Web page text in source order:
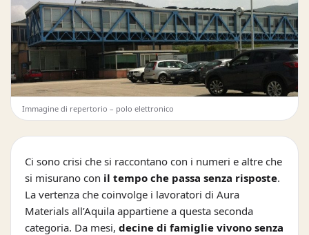
Immagine di repertorio – polo elettronico
Ci sono crisi che si raccontano con i numeri e altre che
si misurano con il tempo che passa senza risposte.
La vertenza che coinvolge i lavoratori di Aura
Materials all’Aquila appartiene a questa seconda
categoria. Da mesi, decine di famiglie vivono senza